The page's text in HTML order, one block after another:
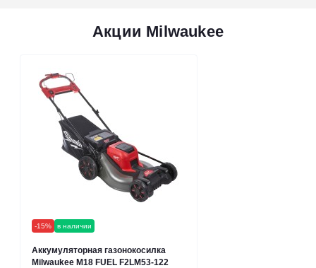
Акции Milwaukee
-15% в наличии
Аккумуляторная газонокосилка
Milwaukee M18 FUEL F2LM53-122